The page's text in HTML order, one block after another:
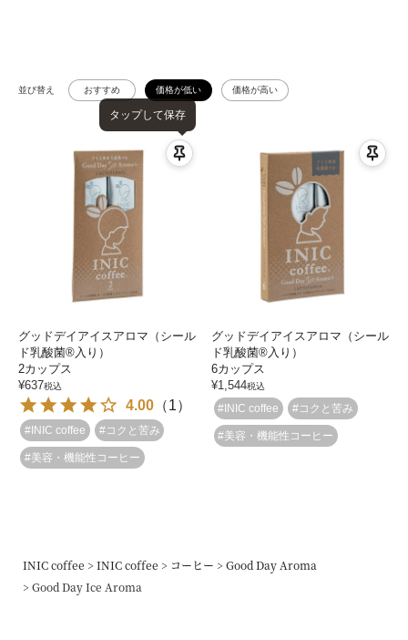
並び替え おすすめ 価格が低い 価格が高い
タップして保存
グッドデイアイスアロマ（シール
ド乳酸菌®入り）
2カップス
¥637税込
4.00 （1）
#INIC coffee #コクと苦み
#美容・機能性コーヒー
グッドデイアイスアロマ（シール
ド乳酸菌®入り）
6カップス
¥1,544税込
#INIC coffee #コクと苦み
#美容・機能性コーヒー
INIC coffee INIC coffee コーヒー
Good Day Aroma
Good Day Ice Aroma